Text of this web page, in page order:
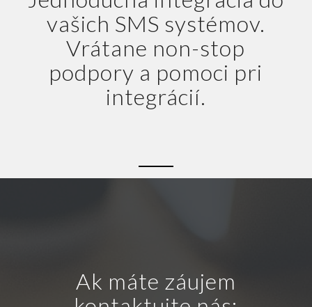
vašich SMS systémov.
Vrátane non-stop
podpory a pomoci pri
integrácií.
Ak máte záujem